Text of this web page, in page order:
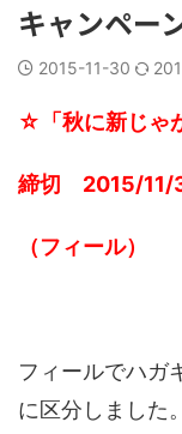
キャンペ
2015-11-30
☆「秋に新じゃ
締切 2015/11/
（フィール）
フィールでハ
に区分しました。